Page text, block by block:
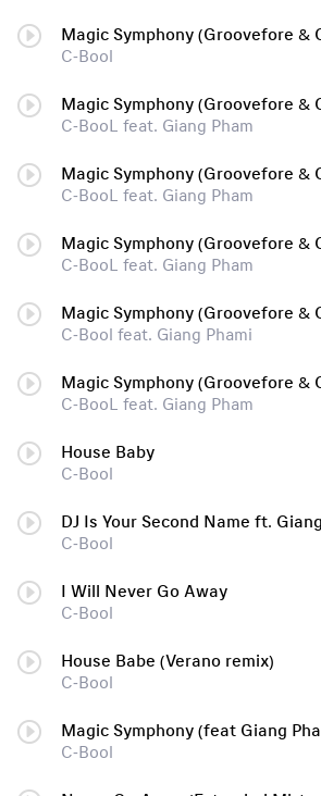
C-Bool
C-BooL feat. Giang Pham
C-BooL feat. Giang Pham
C-BooL feat. Giang Pham
C-Bool feat. Giang Phami
C-BooL feat. Giang Pham
House Baby
C-Bool
DJ Is Your Second Name ft.
C-Bool
I Will Never Go Away
C-Bool
House Babe (Verano remix)
C-Bool
Magic Symphony (feat Giang
C-Bool